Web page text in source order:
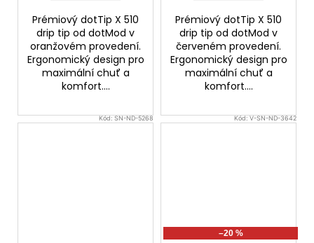
Prémiový dotTip X 510
drip tip od dotMod v
oranžovém provedení.
Ergonomický design pro
maximální chuť a
komfort....
Prémiový dotTip X 510
drip tip od dotMod v
červeném provedení.
Ergonomický design pro
maximální chuť a
komfort....
Kód:SN-ND-5268 Kód:V-SN-ND-3642
–20 %